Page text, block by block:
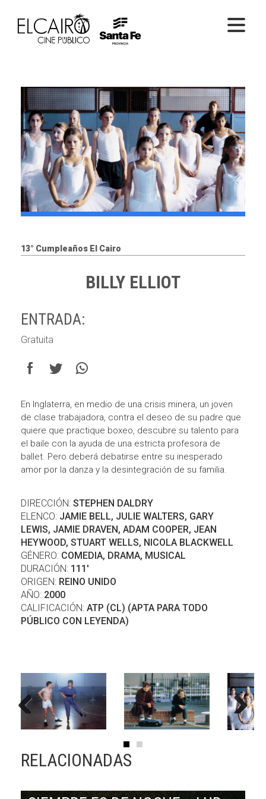
PELÍCULAS EN SALA
CICLOS
EL CINE
13° Cumpleaños El Cairo
BILLY ELLIOT
ENTRADA:
Gratuita
En Inglaterra, en medio de una crisis minera, un joven
de clase trabajadora, contra el deseo de su padre que
quiere que practique boxeo, descubre su talento para
el baile con la ayuda de una estricta profesora de
ballet. Pero deberá debatirse entre su inesperado
amor por la danza y la desintegración de su familia.
DIRECCIÓN: STEPHEN DALDRY
ELENCO: JAMIE BELL, JULIE WALTERS, GARY
LEWIS, JAMIE DRAVEN, ADAM COOPER, JEAN
HEYWOOD, STUART WELLS, NICOLA BLACKWELL
GÉNERO: COMEDIA, DRAMA, MUSICAL
DURACIÓN: 111'
ORIGEN: REINO UNIDO
AÑO: 2000
CALIFICACIÓN: ATP (CL) (APTA PARA TODO
PÚBLICO CON LEYENDA)
Previous Next
RELACIONADAS